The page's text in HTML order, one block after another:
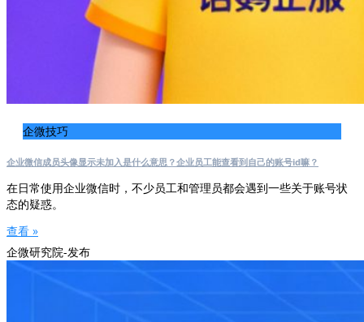
企微技巧
企业微信成员头像显示未加入是什么意思？企业员工能查看到自己的账号id嘛？
在日常使用企业微信时，不少员工和管理员都会遇到一些关于账号状
态的疑惑。
查看 »
企微研究院-发布